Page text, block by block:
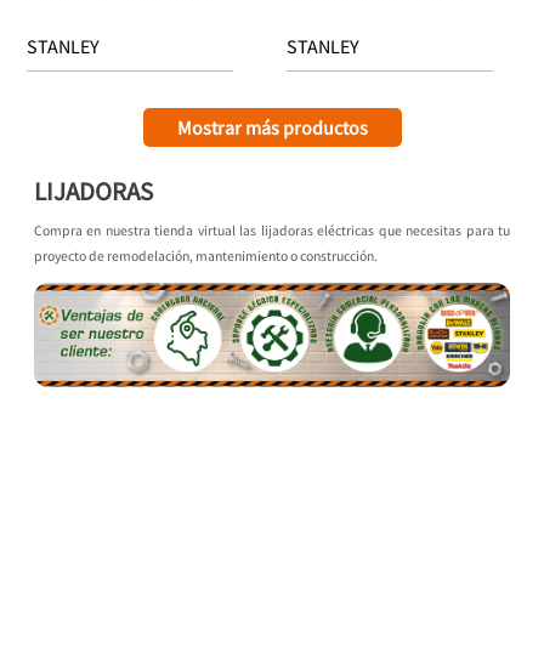
STANLEY STANLEY
LIJADORAS
Compra en nuestra tienda virtual las lijadoras eléctricas que necesitas para tu
proyecto de remodelación, mantenimiento o construcción.